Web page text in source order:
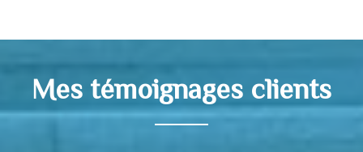
Mes témoignages clients